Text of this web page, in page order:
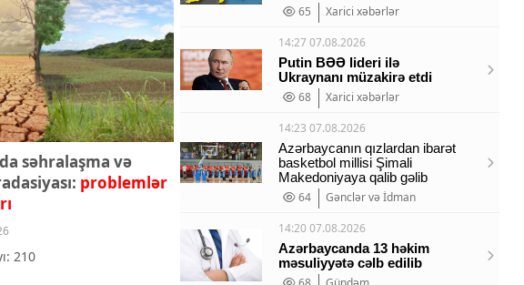
səhralaşma və
problemlər
210
65
Xarici xəbərlər
14:27 07.08.2026
Putin BƏƏ lideri ilə
Ukraynanı müzakirə etdi
68
Xarici xəbərlər
14:23 07.08.2026
Azərbaycanın qızlardan ibarət
basketbol millisi Şimali
Makedoniyaya qalib gəlib
64
Gənclər və İdman
14:20 07.08.2026
Azərbaycanda 13 həkim
məsuliyyətə cəlb edilib